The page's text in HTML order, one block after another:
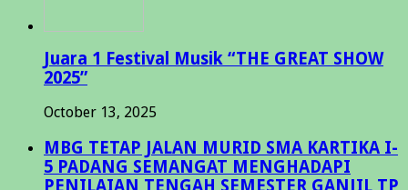
Juara 1 Festival Musik “THE GREAT SHOW
2025”
October 13, 2025
MBG TETAP JALAN MURID SMA KARTIKA I-
5 PADANG SEMANGAT MENGHADAPI
PENILAIAN TENGAH SEMESTER GANJIL TP